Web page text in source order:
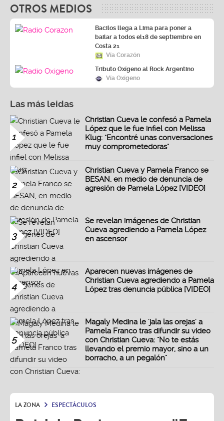
OTROS MEDIOS
Bacilos llega a Lima para poner a
bailar a todos el18 de septiembre en
Costa 21
Vía Corazón
Tributo Oxígeno al Rock Argentino
Vía Oxígeno
Las más leidas
1
Christian Cueva le confesó a Pamela
López que le fue infiel con Melissa
Klug: "Encontré unas conversaciones
muy comprometedoras"
2
Christian Cueva y Pamela Franco se
BESAN, en medio de denuncia de
agresión de Pamela López [VIDEO]
3
Se revelan imágenes de Christian
Cueva agrediendo a Pamela López
en ascensor
4
Aparecen nuevas imágenes de
Christian Cueva agrediendo a Pamela
López tras denuncia pública [VIDEO]
5
Magaly Medina le 'jala las orejas' a
Pamela Franco tras difundir su video
con Christian Cueva: "No te estás
llevando el premio mayor, sino a un
borracho, a un pegalón"
LA ZONA ESPECTÁCULOS